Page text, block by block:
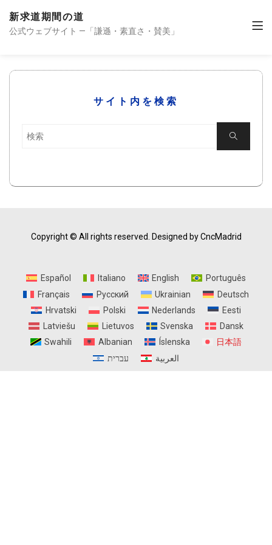
新求道期間の道
公式ウェブサイト —「謙遜・素直さ・賛美」
サイト内を検索
検
検
Copyright © All rights reserved. Designed by CncMadrid
Español Italiano English
Português
Français
Русский Ukrainian
Deutsch
Hrvatski
Polski Nederlands
Eesti
Latviešu
Lietuvos Svenska
Dansk
Swahili
Albanian Íslenska
日本語
עברית
العربية